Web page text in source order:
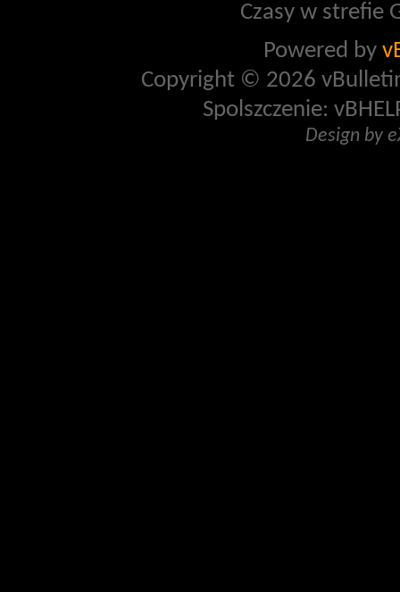
Czasy w strefie
Powered by
Copyright © 2026
Spolszczenie:
Design by